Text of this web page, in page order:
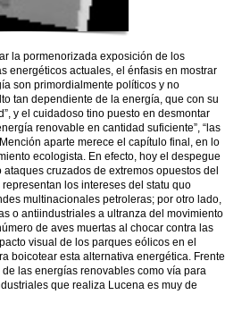
la pormenorizada exposición de los
energéticos actuales, el énfasis en mostrar
son primordialmente políticos y no
tan dependiente de la energía, que con su
y el cuidadoso tino puesto en desmontar
renovable en cantidad suficiente”, “las
aparte merece el capítulo final, en lo
ecologista. En efecto, hoy el despegue
cruzados de extremos opuestos del
los intereses del statu quo
multinacionales petroleras; por otro lado,
o antiindustriales a ultranza del movimiento
de aves muertas al chocar contra las
visual de los parques eólicos en el
boicotear esta alternativa energética. Frente
las energías renovables como vía para
que realiza Lucena es muy de